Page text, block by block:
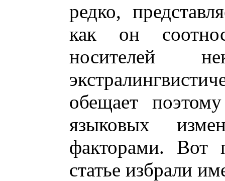
редко,
как он
носителей
обещает
языковых
факторами. Вот
статье избрали